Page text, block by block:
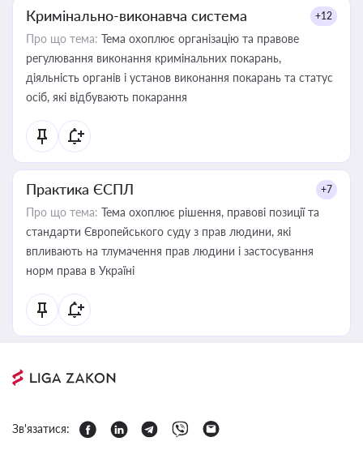
Кримінально-виконавча система +12
Про що тема: Тема охоплює організацію та правове
регулювання виконання кримінальних покарань,
діяльність органів і установ виконання покарань та статус
осіб, які відбувають покарання
Практика ЄСПЛ +7
Про що тема: Тема охоплює рішення, правові позиції та
стандарти Європейського суду з прав людини, які
впливають на тлумачення прав людини і застосування
норм права в Україні
Зв'язатися: